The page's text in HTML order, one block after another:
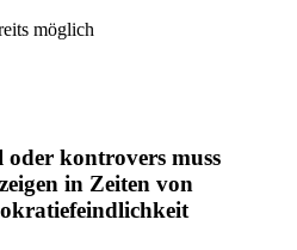
möglich
kontrovers muss
in Zeiten von